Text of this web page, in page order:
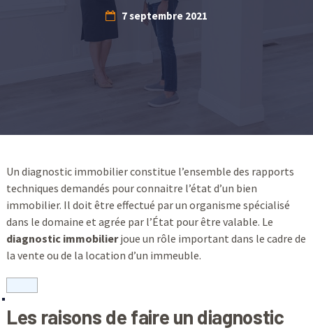
7 septembre 2021
Un diagnostic immobilier constitue l’ensemble des rapports
techniques demandés pour connaitre l’état d’un bien
immobilier. Il doit être effectué par un organisme spécialisé
dans le domaine et agrée par l’État pour être valable. Le
diagnostic immobilierjoue un rôle important dans le cadre de
la vente ou de la location d’un immeuble.
Les raisons de faire un diagnostic